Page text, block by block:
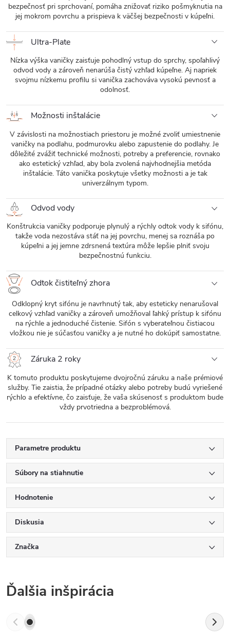
bezpečnosť pri sprchovaní, pomáha znižovať riziko pošmyknutia na
jej mokrom povrchu a prispieva k väčšej bezpečnosti v kúpeľni.
Ultra-Plate
Nízka výška vaničky zaisťuje pohodlný vstup do sprchy, spoľahlivý
odvod vody a zároveň nenarúša čistý vzhľad kúpeľne. Aj napriek
svojmu nízkemu profilu si vanička zachováva vysokú pevnosť a
odolnosť.
Možnosti inštalácie
V závislosti na možnostiach priestoru je možné zvoliť umiestnenie
vaničky na podlahu, podmurovku alebo zapustenie do podlahy. Je
dôležité zvážiť technické možnosti, potreby a preferencie, rovnako
ako estetický vzhľad, aby bola zvolená najvhodnejšia metóda
inštalácie. Táto vanička poskytuje všetky možnosti a je tak
univerzálnym typom.
Odvod vody
Konštrukcia vaničky podporuje plynulý a rýchly odtok vody k sifónu,
takže voda nezostáva stáť na jej povrchu, menej sa roznáša po
kúpeľni a jej jemne zdrsnená textúra môže lepšie plniť svoju
bezpečnostnú funkciu.
Odtok čistiteľný zhora
Odklopný kryt sifónu je navrhnutý tak, aby esteticky nenarušoval
celkový vzhľad vaničky a zároveň umožňoval ľahký prístup k sifónu
na rýchle a jednoduché čistenie. Sifón s vyberateľnou čistiacou
vložkou nie je súčasťou vaničky a je nutné ho dokúpiť samostatne.
Záruka 2 roky
K tomuto produktu poskytujeme dvojročnú záruku a naše prémiové
služby. Tie zaistia, že prípadné otázky alebo potreby budú vyriešené
rýchlo a efektívne, čo zaisťuje, že vaša skúsenosť s produktom bude
vždy prvotriedna a bezproblémová.
Parametre produktu
Súbory na stiahnutie
Hodnotenie
Diskusia
Značka
Ďalšia inšpirácia